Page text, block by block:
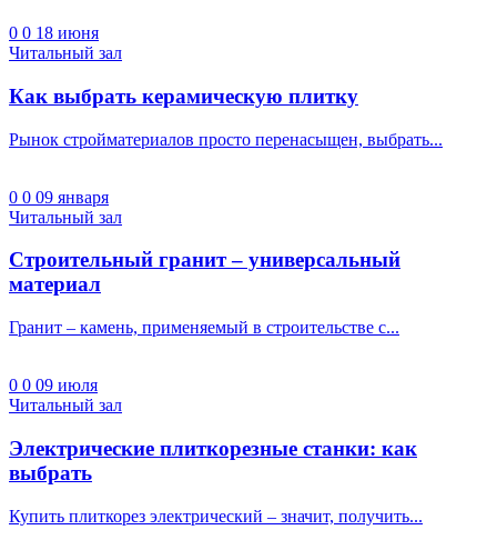
0 0 18 июня
Читальный зал
Как выбрать керамическую плитку
Рынок стройматериалов просто перенасыщен, выбрать...
0 0 09 января
Читальный зал
Строительный гранит – универсальный
материал
Гранит – камень, применяемый в строительстве с...
0 0 09 июля
Читальный зал
Электрические плиткорезные станки: как
выбрать
Купить плиткорез электрический – значит, получить...